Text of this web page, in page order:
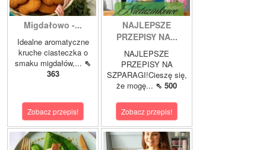
Migdałowo -...
Idealne aromatyczne
kruche ciasteczka o
smaku migdałów,... ⇖
363
Zobacz przepis!
NAJLEPSZE
PRZEPISY NA...
NAJLEPSZE
PRZEPISY NA
SZPARAGI!Cieszę się,
że mogę... ⇖ 500
Zobacz przepis!